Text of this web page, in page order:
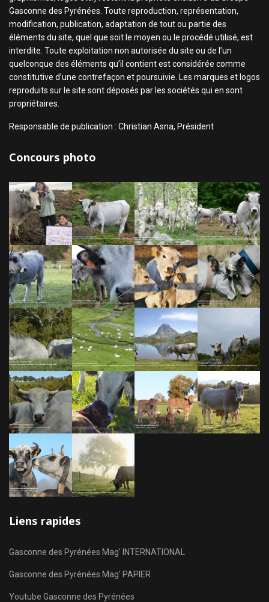
Gasconne des Pyrénées. Toute reproduction, représentation,
modification, publication, adaptation de tout ou partie des
éléments du site, quel que soit le moyen ou le procédé utilisé, est
interdite. Toute exploitation non autorisée du site ou de l’un
quelconque des éléments qu’il contient est considérée comme
constitutive d’une contrefaçon et poursuivie. Les marques et logos
reproduits sur le site sont déposés par les sociétés qui en sont
propriétaires.
Responsable de publication : Christian Asna, Président
Concours photo
Liens rapides
Gasconne des Pyrénées Mag' INTERNATIONAL
Gasconne des Pyrénées Mag' PAPIER
Youtube Gasconne des Pyrénées